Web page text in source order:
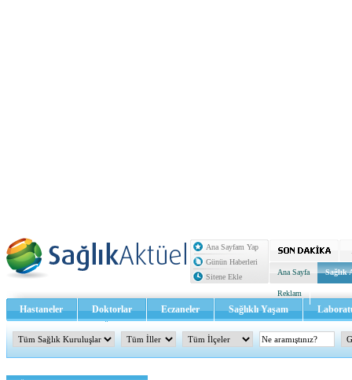
Ana Sayfam Yap
Günün Haberleri
Sitene Ekle
Ana Sayfa Sağlık
Reklam
Hastaneler Doktorlar Eczaneler Sağlıklı Yaşam
Sağlık TV - Video İletişim